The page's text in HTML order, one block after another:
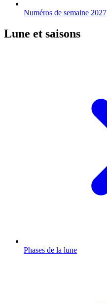
Numéros de semaine 2027
Lune et saisons
Phases de la lune